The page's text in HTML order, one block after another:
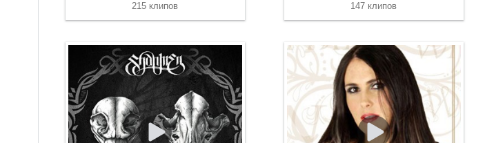
215 клипов
147 клипов